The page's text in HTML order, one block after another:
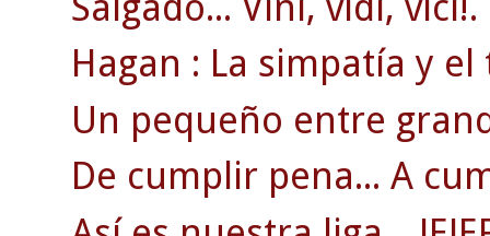
Hagan : La simpatía y
Un pequeño entre
De cumplir pena... A